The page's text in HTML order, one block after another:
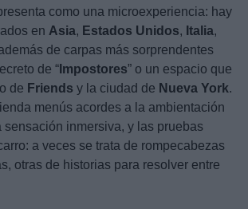
como una microexperiencia: hay
en Asia, Estados Unidos, Italia,
de carpas más sorprendentes
de “ Impostores” o un espacio que
de Friends y la ciudad de Nueva York.
menús acordes a la ambientación
sensación inmersiva, y las pruebas
a veces se trata de rompecabezas
otras de historias para resolver entre